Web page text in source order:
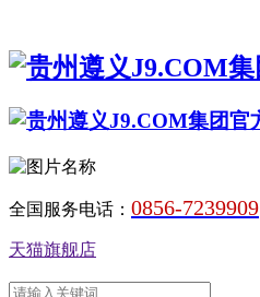
全国服务电话： 0856-7239909
天猫旗舰店